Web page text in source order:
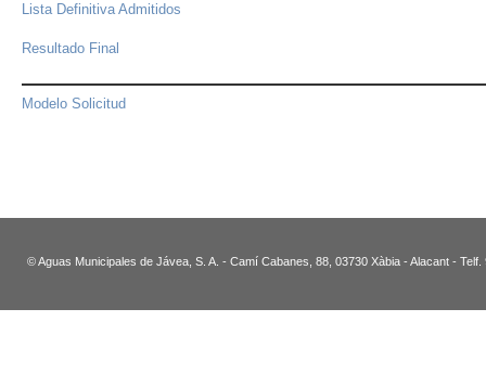
Lista Definitiva Admitidos
Resultado Final
Modelo Solicitud
© Aguas Municipales de Jávea, S. A. - Camí Cabanes, 88, 03730 Xàbia - Alacant -